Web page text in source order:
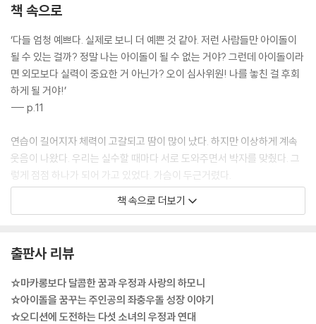
책 속으로
‘다들 엄청 예쁘다. 실제로 보니 더 예쁜 것 같아. 저런 사람들만 아이돌이
될 수 있는 걸까? 정말 나는 아이돌이 될 수 없는 거야? 그런데 아이돌이라
면 외모보다 실력이 중요한 거 아닌가? 오이 심사위원! 나를 놓친 걸 후회
하게 될 거야!’
--- p.11
연습이 길어지자 체력이 고갈되고 땀이 많이 났다. 하지만 이상하게 계속
웃음이 나왔다. 우리는 실수할 때마다 서로 도와주면서 박자를 맞췄다. 그
렇게 점점 하나가 되어 가고 있었다. 가슴이 두근거렸다.
--- p.53
“천천히 찾아봐. 시간이 좀 걸리면 어때. 오빠가 좋아하는 걸 해야지. 당연
한 거 아니야? 우리 꿈은 우리가 정하는 거잖아. 오빠 꿈인데 왜 자꾸 눈치
를 봐?”
--- p.66~68
책 속으로 더보기
출판사 리뷰
☆마카롱보다 달콤한 꿈과 우정과 사랑의 하모니
☆아이돌을 꿈꾸는 주인공의 좌충우돌 성장 이야기
☆오디션에 도전하는 다섯 소녀의 우정과 연대